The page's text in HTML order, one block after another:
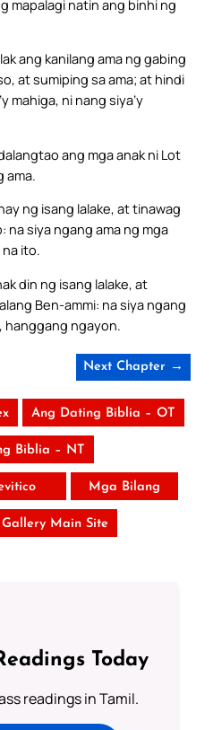
mapalagi natin ang binhi ng
ang kanilang ama ng gabing
at sumiping sa ama; at hindi
mahiga, ni nang siya’y
ang mga anak ni Lot
ama.
ng isang lalake, at tinawag
na siya ngang ama ng mga
ito.
din ng isang lalake, at
Ben-ammi: na siya ngang
hanggang ngayon.
Next Chapter →
Ang Dating Biblia – OT
Biblia – NT
Mga Bilang
Main Site
Today
readings in Tamil.